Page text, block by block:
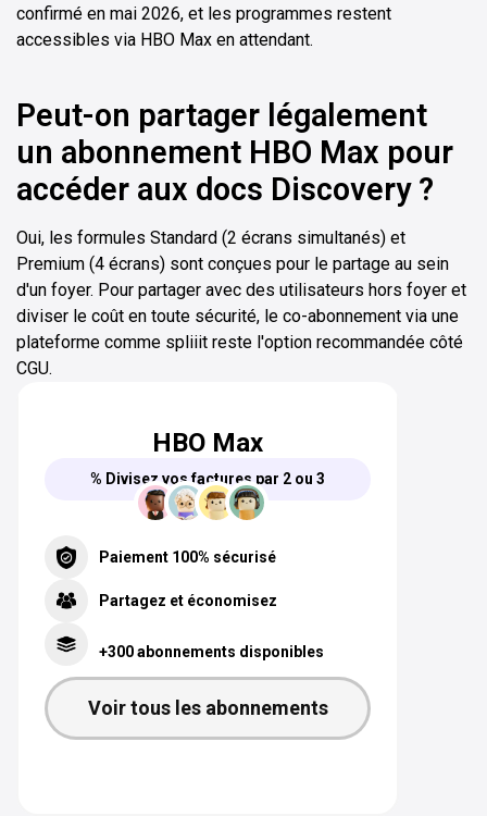
confirmé en mai 2026, et les programmes restent
accessibles via HBO Max en attendant.
Peut-on partager légalement
un abonnement HBO Max pour
accéder aux docs Discovery ?
Oui, les formules Standard (2 écrans simultanés) et
Premium (4 écrans) sont conçues pour le partage au sein
d'un foyer. Pour partager avec des utilisateurs hors foyer et
diviser le coût en toute sécurité, le co-abonnement via une
plateforme comme spliiit reste l'option recommandée côté
CGU.
HBO Max
% Divisez vos factures par 2 ou 3
Paiement 100% sécurisé
Partagez et économisez
+300 abonnements disponibles
Voir tous les abonnements